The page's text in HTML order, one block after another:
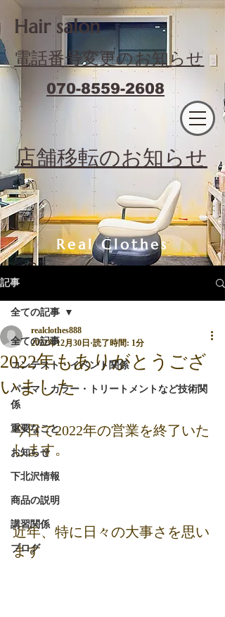
​Hair salon
電話番号変更のお知らせ
070-8559-2608
​店舗移転のお知らせ
Real Clothes
記事
全ての記事
コンテスト・イベント関係
パーマ・カラー・トリートメントなど技術関
係
重要なこと
お知らせ
下北沢情報
商品の説明
講習関係
ブログ
全ての記事
2022年もありがとうござ
いました
realclothes888
2022年12月30日 読了時間: 1分
今日で2022年の営業を終了いた
します。
近年、特に日々の大事さを思い
ます